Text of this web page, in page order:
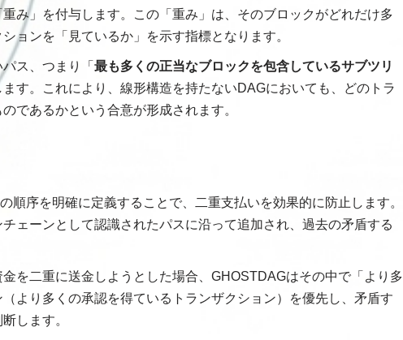
み」を付与します。この「重み」は、そのブロックがどれだけ多
ョンを「見ているか」を示す指標となります。
ス、つまり「 最も多くの正当なブロックを包含しているサブツリ
す。これにより、線形構造を持たないDAGにおいても、どのトラ
であるかという合意が形成されます。
順序を明確に定義することで、二重支払いを効果的に防止します。
ェーンとして認識されたパスに沿って追加され、過去の矛盾する
を二重に送金しようとした場合、GHOSTDAGはその中で「より多
より多くの承認を得ているトランザクション）を優先し、矛盾す
します。